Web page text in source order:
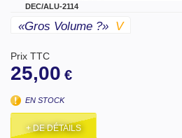
DEC/ALU-2114
«gros Volume ?» V
Prix TTC
25,00 €
EN STOCK
+ DE DÉTAILS